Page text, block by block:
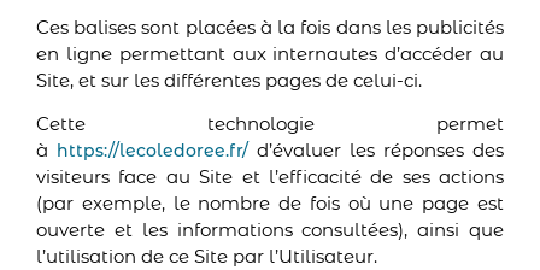
Ces balises sont placées à la fois dans les publicités
en ligne permettant aux internautes d’accéder au
Site, et sur les différentes pages de celui-ci.
Cette technologie permet
à https://lecoledoree.fr/d’évaluer les réponses des
visiteurs face au Site et l’efficacité de ses actions
(par exemple, le nombre de fois où une page est
ouverte et les informations consultées), ainsi que
l’utilisation de ce Site par l’Utilisateur.